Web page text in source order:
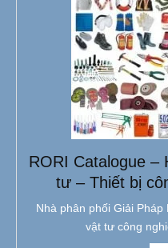
RORI Catalogue –
tư – Thiết bị
Nhà phân phối Giải
vật tư công